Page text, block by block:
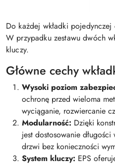
Do każdej wkładki pojedynczej
W przypadku zestawu dwóch
kluczy.
Główne cechy
Wysoki poziom
ochronę przed wieloma
wyciąganie, rozwiercanie
Modularność: Dzięki
jest dostosowanie
drzwi bez konieczności
System kluczy: EPS